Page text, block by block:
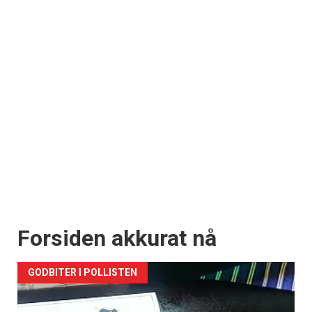
Forsiden akkurat nå
GODBITER I POLLISTEN